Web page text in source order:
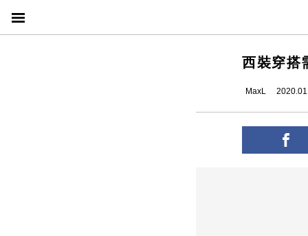
西裝穿搭
MaxL